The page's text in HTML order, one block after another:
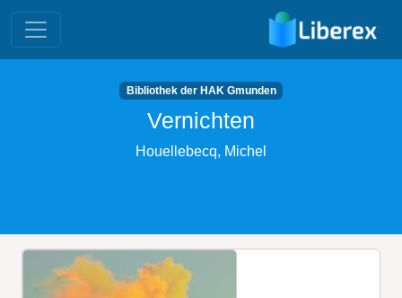
Bibliothek der HAK Gmunden
Vernichten
Houellebecq, Michel